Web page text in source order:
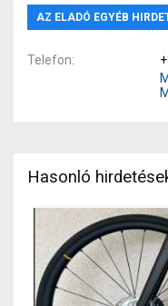
AZ ELADÓ EGYÉB
Telefon
Hasonló